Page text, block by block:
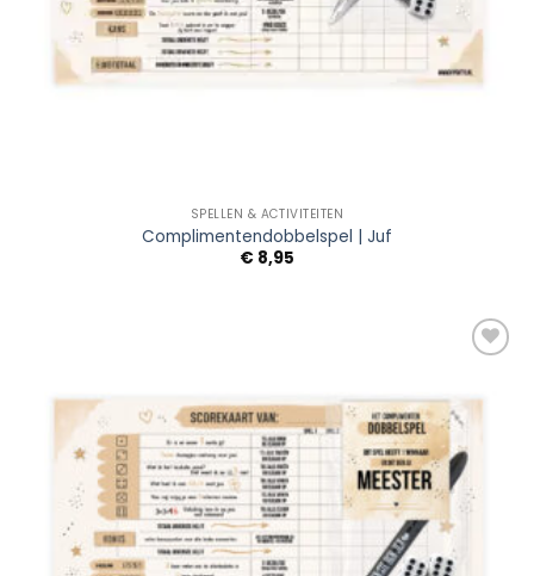
SPELLEN & ACTIVITEITEN
Complimentendobbelspel | Juf
€ 8,95